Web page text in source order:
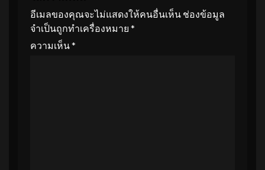
อีเมลของคุณจะไม่แสดงให้คนอื่นเห็น ช่องข้อมูล
จำเป็นถูกทำเครื่องหมาย *
ความเห็น*